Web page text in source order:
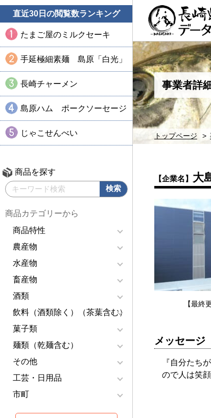
直近30日の閲覧数ランキング
たまご屋のミルクセーキ
手延極細素麺 島原「白光」
長崎チャーメン
島原ハム ポークソーセージ
じゃこせんべい
商品を探す
商品カテゴリーから
商品特性
農産物
水産物
畜産物
酒類
飲料（酒類除く）（茶葉含む）
菓子類
麺類（乾麺含む）
その他
工芸・日用品
市町
事業者詳
トップページ
【企業名】 大
【最終
メッセージ
『自分たち
ので人は笑